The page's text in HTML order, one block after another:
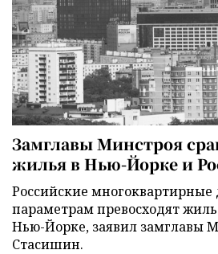
Замглавы Минстроя
жилья в Нью-Йорке и
Российские
параметрам превосходят
Нью-Йорке, заявил замглавы
Стасишин.